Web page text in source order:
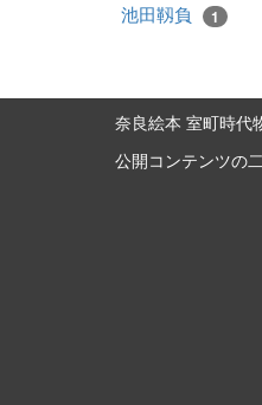
池田靱負 1
奈良絵本 室町時代
公開コンテンツの